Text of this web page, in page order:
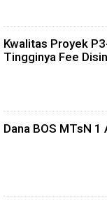
Kwalitas Proyek
Tingginya Fee
Dana BOS MTsN